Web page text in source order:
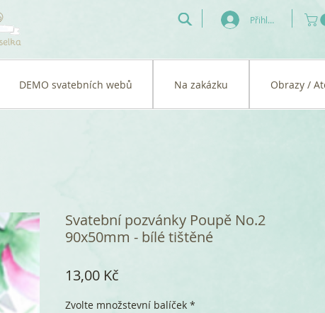
Přihlásit se
DEMO svatebních webů Na zakázku Obrazy /
Svatební pozvánky Poupě No.2
90x50mm - bílé tištěné
13,00 Kč
Zvolte množstevní balíček *